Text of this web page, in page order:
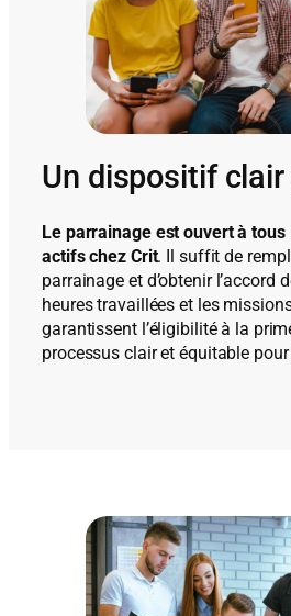
Un dispositif
Le parrainage est ouvert à
actifs chez Crit. Il suffit de
parrainage et d’obtenir l’accord
heures travaillées et les
garantissent l’éligibilité à la
processus clair et équitable